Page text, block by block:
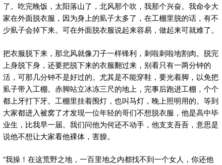
了。吃完晚饭，太阳落山了，北风那个吹，我那个兴奋。我命令大
家在外面脱衣服，因为身上的虱子太多了，在工棚里脱的话，有不
少虱子会掉下来。可在外面脱衣服说起来容易，做起来可就难了。
把衣服脱下来，那北风就像刀子一样锋利，刺啦刺啦地割肉。脱完
上身脱下身，还要把脱下来的衣服翻过来，别看只有一两分钟的
活，可那几分钟不是好过的。尤其是不能穿鞋，要光着脚，以免把
虱子带入工棚。赤脚站立冰冻三尺的地上，完事后跑进工棚，个个
都上牙打下牙。工棚里挂着围灯，也叫马灯，晚上照明用的。等到
大家都进入被窝了才发现一位年轻的哥们不想脱衣服，他是高中毕
业生，比我早一届。我们问他为何还不动手，他支支吾吾，意思是
说他不想让大家看他裸体，害臊。
“我操！在这荒野之地，一百里地之内都找不到一个女人，你还他